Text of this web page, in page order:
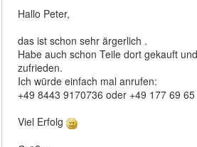
Hallo Peter,
das ist schon sehr ärgerlich .
Habe auch schon Teile dort gekauft
zufrieden.
Ich würde einfach mal anrufen:
+49 8443 9170736 oder +49 177 69 65
Viel Erfolg